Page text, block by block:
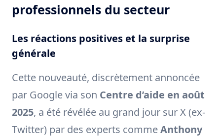
professionnels du secteur
Les réactions positives et la surprise
générale
Cette nouveauté, discrètement annoncée
par Google via son Centre d’aide en août
2025, a été révélée au grand jour sur X (ex-
Twitter) par des experts commeAnthony